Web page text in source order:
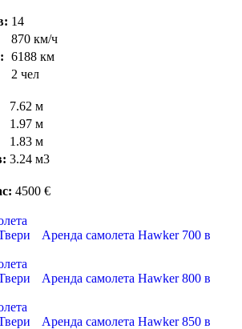
14
870 км/ч
6188 км
2 чел
7.62 м
1.97 м
1.83 м
3.24 м3
4500 €
Аренда самолета Hawker 700 в
Аренда самолета Hawker 800 в
Аренда самолета Hawker 850 в